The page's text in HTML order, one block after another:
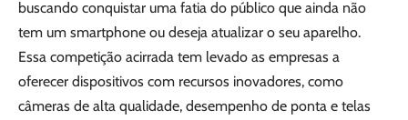
buscando conquistar uma fatia do público que ainda não
tem um smartphone ou deseja atualizar o seu aparelho.
Essa competição acirrada tem levado as empresas a
oferecer dispositivos com recursos inovadores, como
câmeras de alta qualidade, desempenho de ponta e telas